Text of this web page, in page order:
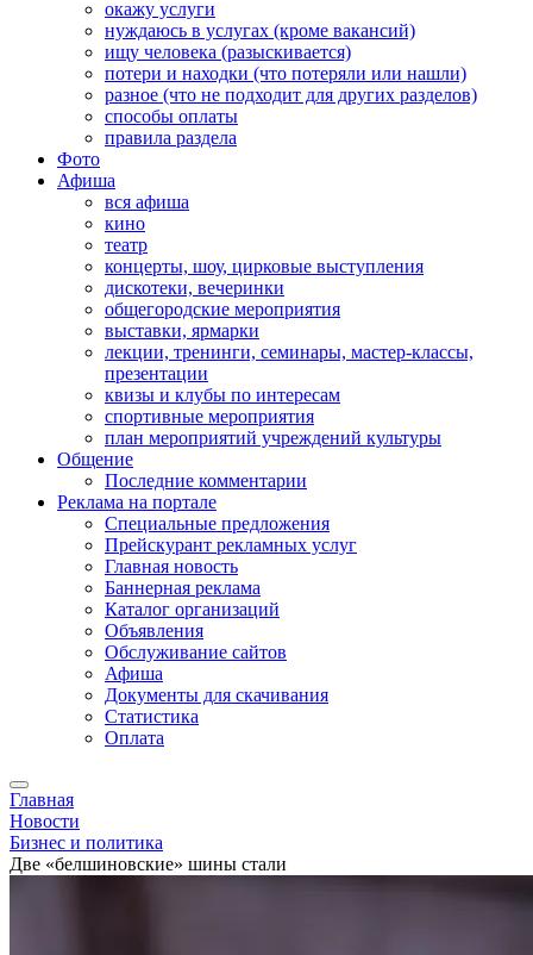
окажу услуги
нуждаюсь в услугах (кроме вакансий)
ищу человека (разыскивается)
потери и находки (что потеряли или нашли)
разное (что не подходит для других разделов)
способы оплаты
правила раздела
Фото
Афиша
вся афиша
кино
театр
концерты, шоу, цирковые выступления
дискотеки, вечеринки
общегородские мероприятия
выставки, ярмарки
лекции, тренинги, семинары, мастер-классы,
презентации
квизы и клубы по интересам
спортивные мероприятия
план мероприятий учреждений культуры
Общение
Последние комментарии
Реклама на портале
Специальные предложения
Прейскурант рекламных услуг
Главная новость
Баннерная реклама
Каталог организаций
Объявления
Обслуживание сайтов
Афиша
Документы для скачивания
Статистика
Оплата
Главная
Новости
Бизнес и политика
Две «белшиновские» шины стали